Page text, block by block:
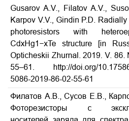
Gusarov A.V., Filatov A.V.,
Karpov V.V., Gindin P.D. Radially
photoresistors with
CdxHg1−xTe structure
[in
Opticheskii Zhurnal.
2019. V. 86.
55–61. http://doi.org/
5086-2019-86-02-55-61
Филатов А.В., Сусов Е.В.,
Фоторезисторы с